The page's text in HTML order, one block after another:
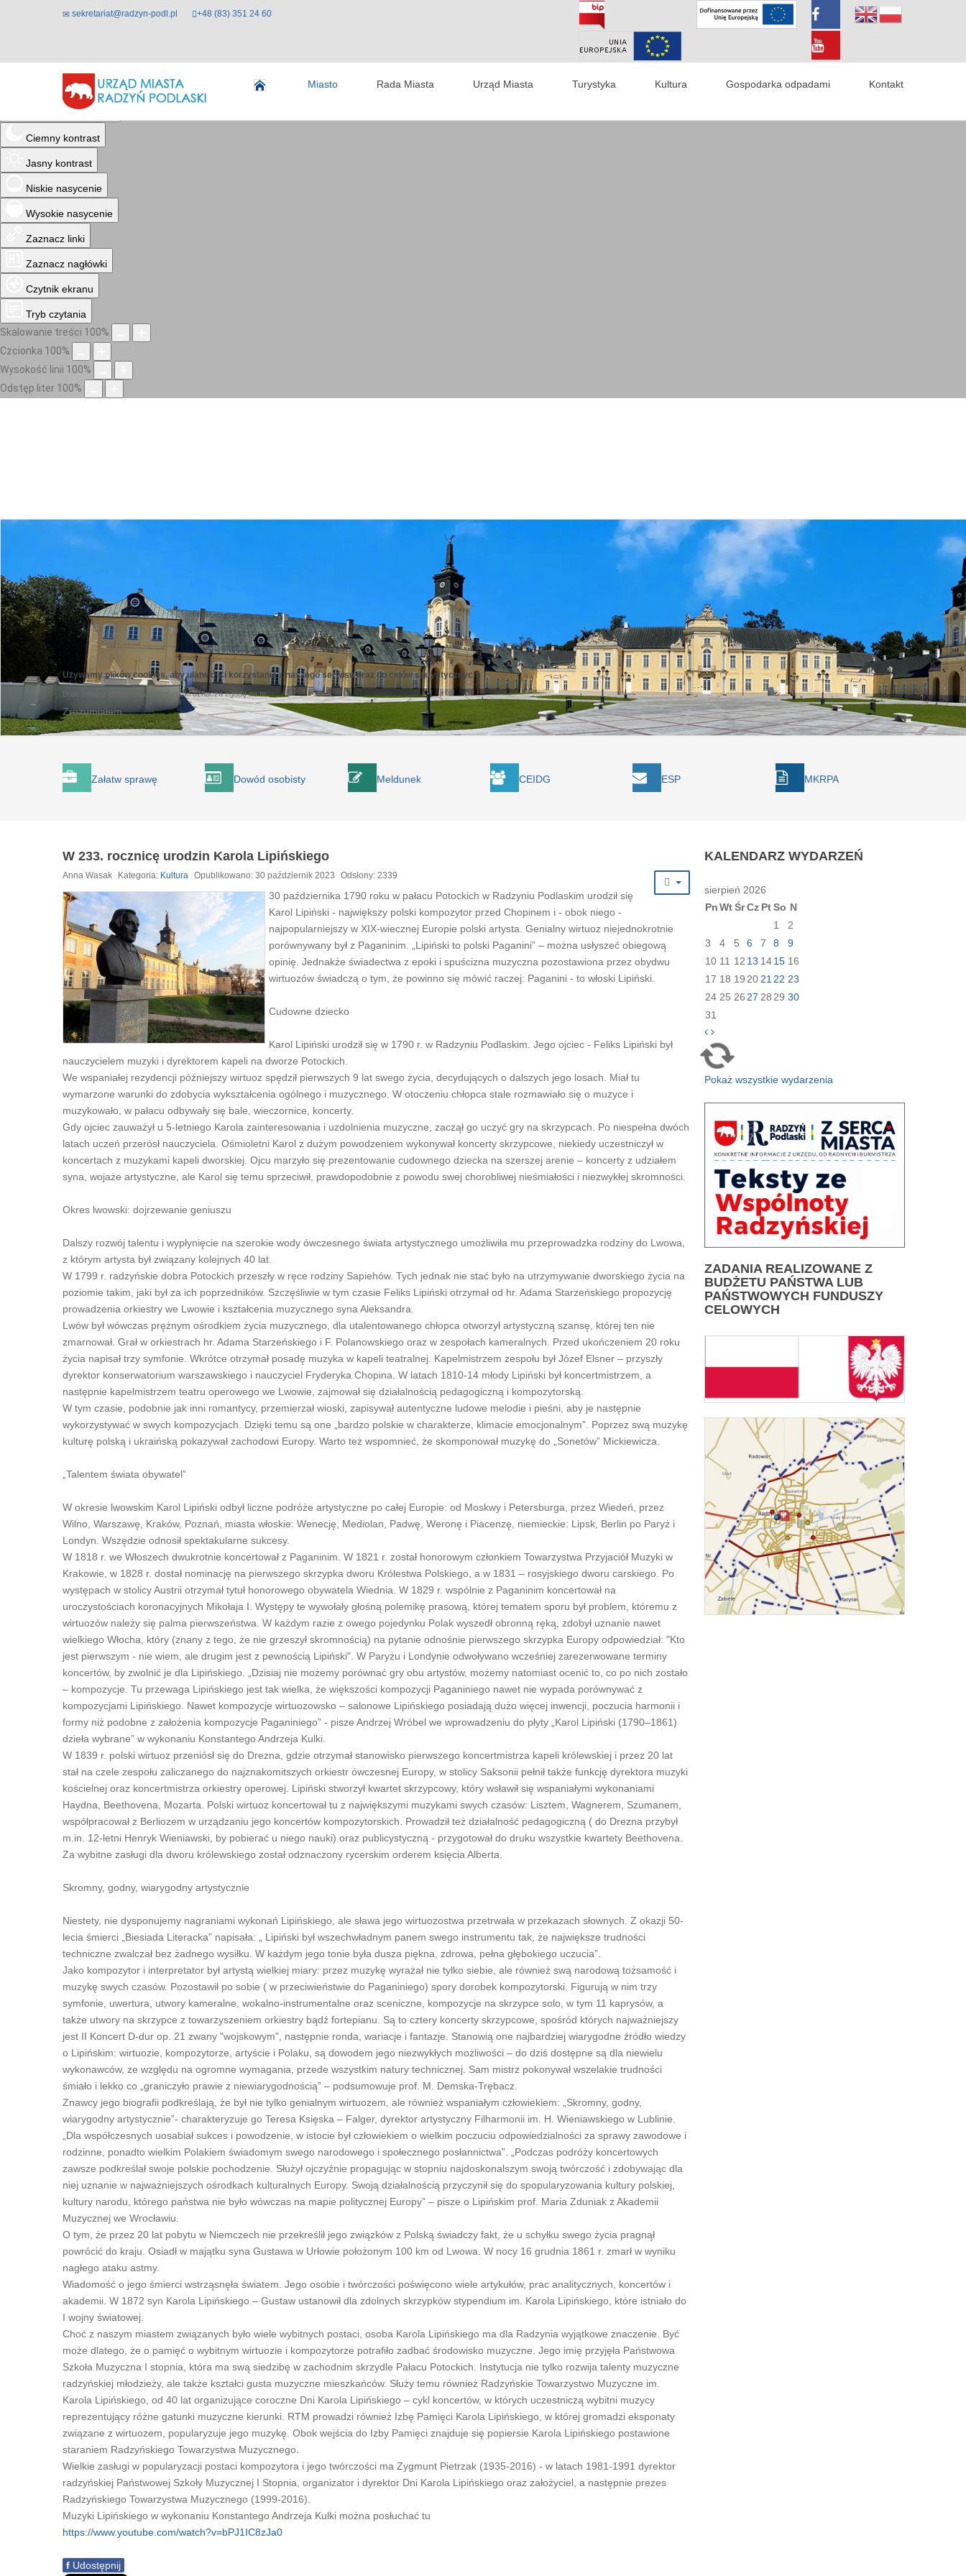
Odwróć kolory
Monochromatyczny
Ciemny kontrast
Jasny kontrast
Niskie nasycenie
Wysokie nasycenie
Zaznacz linki
Zaznacz nagłówki
Czytnik ekranu
Tryb czytania
Skalowanie treści 100%
Czcionka 100%
Wysokość linii 100%
Odstęp liter 100%
Używamy plików cookies, aby ułatwić Ci korzystanie z naszego serwisu oraz do celów statystycznych.
Brak zmiany ustawienia przeglądarki oznacza zgodę na to.
Zrozumiałem
sekretariat@radzyn-podl.pl +48 (83) 351 24 60
Miasto Rada Miasta Urząd Miasta Turystyka Kultura Gospodarka odpadami Kontakt
Załatw sprawę Dowód osobisty Meldunek CEIDG ESP MKRPA
W 233. rocznicę urodzin Karola Lipińskiego
Anna Wasak Kategoria: Kultura Opublikowano: 30 październik 2023 Odsłony: 2339
30 października 1790 roku w pałacu Potockich w Radzyniu Podlaskim urodził się
Karol Lipiński - największy polski kompozytor przed Chopinem i - obok niego -
najpopularniejszy w XIX-wiecznej Europie polski artysta. Genialny wirtuoz niejednokrotnie
porównywany był z Paganinim. „Lipiński to polski Paganini” – można usłyszeć obiegową
opinię. Jednakże świadectwa z epoki i spuścizna muzyczna pozostawiona przez obydwu
wirtuozów świadczą o tym, że powinno się mówić raczej: Paganini - to włoski Lipiński.
Cudowne dziecko
Karol Lipiński urodził się w 1790 r. w Radzyniu Podlaskim. Jego ojciec - Feliks Lipiński był
nauczycielem muzyki i dyrektorem kapeli na dworze Potockich.
We wspaniałej rezydencji późniejszy wirtuoz spędził pierwszych 9 lat swego życia, decydujących o dalszych jego losach. Miał tu
wymarzone warunki do zdobycia wykształcenia ogólnego i muzycznego. W otoczeniu chłopca stale rozmawiało się o muzyce i
muzykowało, w pałacu odbywały się bale, wieczornice, koncerty.
Gdy ojciec zauważył u 5-letniego Karola zainteresowania i uzdolnienia muzyczne, zaczął go uczyć gry na skrzypcach. Po niespełna dwóch
latach uczeń przerósł nauczyciela. Ośmioletni Karol z dużym powodzeniem wykonywał koncerty skrzypcowe, niekiedy uczestniczył w
koncertach z muzykami kapeli dworskiej. Ojcu marzyło się prezentowanie cudownego dziecka na szerszej arenie – koncerty z udziałem
syna, wojaże artystyczne, ale Karol się temu sprzeciwił, prawdopodobnie z powodu swej chorobliwej nieśmiałości i niezwykłej skromności.
Okres lwowski: dojrzewanie geniuszu
Dalszy rozwój talentu i wypłynięcie na szerokie wody ówczesnego świata artystycznego umożliwiła mu przeprowadzka rodziny do Lwowa,
z którym artysta był związany kolejnych 40 lat.
W 1799 r. radzyńskie dobra Potockich przeszły w ręce rodziny Sapiehów. Tych jednak nie stać było na utrzymywanie dworskiego życia na
poziomie takim, jaki był za ich poprzedników. Szczęśliwie w tym czasie Feliks Lipiński otrzymał od hr. Adama Starzeńskiego propozycję
prowadzenia orkiestry we Lwowie i kształcenia muzycznego syna Aleksandra.
Lwów był wówczas prężnym ośrodkiem życia muzycznego, dla utalentowanego chłopca otworzył artystyczną szansę, której ten nie
zmarnował. Grał w orkiestrach hr. Adama Starzeńskiego i F. Polanowskiego oraz w zespołach kameralnych. Przed ukończeniem 20 roku
życia napisał trzy symfonie. Wkrótce otrzymał posadę muzyka w kapeli teatralnej. Kapelmistrzem zespołu był Józef Elsner – przyszły
dyrektor konserwatorium warszawskiego i nauczyciel Fryderyka Chopina. W latach 1810-14 młody Lipiński był koncertmistrzem, a
następnie kapelmistrzem teatru operowego we Lwowie, zajmował się działalnością pedagogiczną i kompozytorską.
W tym czasie, podobnie jak inni romantycy, przemierzał wioski, zapisywał autentyczne ludowe melodie i pieśni, aby je następnie
wykorzystywać w swych kompozycjach. Dzięki temu są one „bardzo polskie w charakterze, klimacie emocjonalnym”. Poprzez swą muzykę
kulturę polską i ukraińską pokazywał zachodowi Europy. Warto też wspomnieć, że skomponował muzykę do „Sonetów” Mickiewicza.
„Talentem świata obywatel”
W okresie lwowskim Karol Lipiński odbył liczne podróże artystyczne po całej Europie: od Moskwy i Petersburga, przez Wiedeń, przez
Wilno, Warszawę, Kraków, Poznań, miasta włoskie: Wenecję, Mediolan, Padwę, Weronę i Piacenzę, niemieckie: Lipsk, Berlin po Paryż i
Londyn. Wszędzie odnosił spektakularne sukcesy.
W 1818 r. we Włoszech dwukrotnie koncertował z Paganinim. W 1821 r. został honorowym członkiem Towarzystwa Przyjaciół Muzyki w
Krakowie, w 1828 r. dostał nominację na pierwszego skrzypka dworu Królestwa Polskiego, a w 1831 – rosyjskiego dworu carskiego. Po
występach w stolicy Austrii otrzymał tytuł honorowego obywatela Wiednia. W 1829 r. wspólnie z Paganinim koncertował na
uroczystościach koronacyjnych Mikołaja I. Występy te wywołały głośną polemikę prasową, której tematem sporu był problem, któremu z
wirtuozów należy się palma pierwszeństwa. W każdym razie z owego pojedynku Polak wyszedł obronną ręką, zdobył uznanie nawet
wielkiego Włocha, który (znany z tego, że nie grzeszył skromnością) na pytanie odnośnie pierwszego skrzypka Europy odpowiedział: "Kto
jest pierwszym - nie wiem, ale drugim jest z pewnością Lipiński". W Paryżu i Londynie odwoływano wcześniej zarezerwowane terminy
koncertów, by zwolnić je dla Lipińskiego. „Dzisiaj nie możemy porównać gry obu artystów, możemy natomiast ocenić to, co po nich zostało
– kompozycje. Tu przewaga Lipińskiego jest tak wielka, że większości kompozycji Paganiniego nawet nie wypada porównywać z
kompozycjami Lipińskiego. Nawet kompozycje wirtuozowsko – salonowe Lipińskiego posiadają dużo więcej inwencji, poczucia harmonii i
formy niż podobne z założenia kompozycje Paganiniego” - pisze Andrzej Wróbel we wprowadzeniu do płyty „Karol Lipiński (1790–1861)
dzieła wybrane” w wykonaniu Konstantego Andrzeja Kulki.
W 1839 r. polski wirtuoz przeniósł się do Drezna, gdzie otrzymał stanowisko pierwszego koncertmistrza kapeli królewskiej i przez 20 lat
stał na czele zespołu zaliczanego do najznakomitszych orkiestr ówczesnej Europy, w stolicy Saksonii pełnił także funkcję dyrektora muzyki
kościelnej oraz koncertmistrza orkiestry operowej. Lipiński stworzył kwartet skrzypcowy, który wsławił się wspaniałymi wykonaniami
Haydna, Beethovena, Mozarta. Polski wirtuoz koncertował tu z największymi muzykami swych czasów: Lisztem, Wagnerem, Szumanem,
współpracował z Berliozem w urządzaniu jego koncertów kompozytorskich. Prowadził też działalność pedagogiczną ( do Drezna przybył
m.in. 12-letni Henryk Wieniawski, by pobierać u niego nauki) oraz publicystyczną - przygotował do druku wszystkie kwartety Beethovena.
Za wybitne zasługi dla dworu królewskiego został odznaczony rycerskim orderem księcia Alberta.
Skromny, godny, wiarygodny artystycznie
Niestety, nie dysponujemy nagraniami wykonań Lipińskiego, ale sława jego wirtuozostwa przetrwała w przekazach słownych. Z okazji 50-
lecia śmierci „Biesiada Literacka” napisała: „ Lipiński był wszechwładnym panem swego instrumentu tak, że największe trudności
techniczne zwalczał bez żadnego wysiłku. W każdym jego tonie była dusza piękna, zdrowa, pełna głębokiego uczucia”.
Jako kompozytor i interpretator był artystą wielkiej miary: przez muzykę wyrażał nie tylko siebie, ale również swą narodową tożsamość i
muzykę swych czasów. Pozostawił po sobie ( w przeciwieństwie do Paganiniego) spory dorobek kompozytorski. Figurują w nim trzy
symfonie, uwertura, utwory kameralne, wokalno-instrumentalne oraz sceniczne, kompozycje na skrzypce solo, w tym 11 kaprysów, a
także utwory na skrzypce z towarzyszeniem orkiestry bądź fortepianu. Są to cztery koncerty skrzypcowe, spośród których najważniejszy
jest II Koncert D-dur op. 21 zwany "wojskowym", następnie ronda, wariacje i fantazje. Stanowią one najbardziej wiarygodne źródło wiedzy
o Lipińskim: wirtuozie, kompozytorze, artyście i Polaku, są dowodem jego niezwykłych możliwości – do dziś dostępne są dla niewielu
wykonawców, ze względu na ogromne wymagania, przede wszystkim natury technicznej. Sam mistrz pokonywał wszelakie trudności
śmiało i lekko co „graniczyło prawie z niewiarygodnością” – podsumowuje prof. M. Demska-Trębacz.
Znawcy jego biografii podkreślają, że był nie tylko genialnym wirtuozem, ale również wspaniałym człowiekiem: „Skromny, godny,
wiarygodny artystycznie”- charakteryzuje go Teresa Księska – Falger, dyrektor artystyczny Filharmonii im. H. Wieniawskiego w Lublinie.
„Dla współczesnych uosabiał sukces i powodzenie, w istocie był człowiekiem o wielkim poczuciu odpowiedzialności za sprawy zawodowe i
rodzinne, ponadto wielkim Polakiem świadomym swego narodowego i społecznego posłannictwa”. „Podczas podróży koncertowych
zawsze podkreślał swoje polskie pochodzenie. Służył ojczyźnie propagując w stopniu najdoskonalszym swoją twórczość i zdobywając dla
niej uznanie w najważniejszych ośrodkach kulturalnych Europy. Swoją działalnością przyczynił się do spopularyzowania kultury polskiej,
kultury narodu, którego państwa nie było wówczas na mapie politycznej Europy” – pisze o Lipińskim prof. Maria Zduniak z Akademii
Muzycznej we Wrocławiu.
O tym, że przez 20 lat pobytu w Niemczech nie przekreślił jego związków z Polską świadczy fakt, że u schyłku swego życia pragnął
powrócić do kraju. Osiadł w majątku syna Gustawa w Urłowie położonym 100 km od Lwowa. W nocy 16 grudnia 1861 r. zmarł w wyniku
nagłego ataku astmy.
Wiadomość o jego śmierci wstrząsnęła światem. Jego osobie i twórczości poświęcono wiele artykułów, prac analitycznych, koncertów i
akademii. W 1872 syn Karola Lipińskiego – Gustaw ustanowił dla zdolnych skrzypków stypendium im. Karola Lipińskiego, które istniało do
I wojny światowej.
Choć z naszym miastem związanych było wiele wybitnych postaci, osoba Karola Lipińskiego ma dla Radzynia wyjątkowe znaczenie. Być
może dlatego, że o pamięć o wybitnym wirtuozie i kompozytorze potrafiło zadbać środowisko muzyczne. Jego imię przyjęła Państwowa
Szkoła Muzyczna I stopnia, która ma swą siedzibę w zachodnim skrzydle Pałacu Potockich. Instytucja nie tylko rozwija talenty muzyczne
radzyńskiej młodzieży, ale także kształci gusta muzyczne mieszkańców. Służy temu również Radzyńskie Towarzystwo Muzyczne im.
Karola Lipińskiego, od 40 lat organizujące coroczne Dni Karola Lipińskiego – cykl koncertów, w których uczestniczą wybitni muzycy
reprezentujący różne gatunki muzyczne kierunki. RTM prowadzi również Izbę Pamięci Karola Lipińskiego, w której gromadzi eksponaty
związane z wirtuozem, popularyzuje jego muzykę. Obok wejścia do Izby Pamięci znajduje się popiersie Karola Lipińskiego postawione
staraniem Radzyńskiego Towarzystwa Muzycznego.
Wielkie zasługi w popularyzacji postaci kompozytora i jego twórczości ma Zygmunt Pietrzak (1935-2016) - w latach 1981-1991 dyrektor
radzyńskiej Państwowej Szkoły Muzycznej I Stopnia, organizator i dyrektor Dni Karola Lipińskiego oraz założyciel, a następnie prezes
Radzyńskiego Towarzystwa Muzycznego (1999-2016).
Muzyki Lipińskiego w wykonaniu Konstantego Andrzeja Kulki można posłuchać tu
https://www.youtube.com/watch?v=bPJ1IC8zJa0
f Udostępnij
KALENDARZWYDARZEŃ
sierpień 2026
PnWt Śr Cz Pt So N
1
2
3
4 5 6 7 8
9
10 11 12 13 14 15 16
17 18 19 20 21 22 23
24 25 26 27 28 29 30
31
Pokaż wszystkie wydarzenia
ZADANIAREALIZOWANE Z
BUDŻETU PAŃSTWA LUB
PAŃSTWOWYCH FUNDUSZY
CELOWYCH